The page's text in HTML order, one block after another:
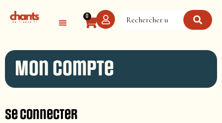
0
Mon compte
Se connecter